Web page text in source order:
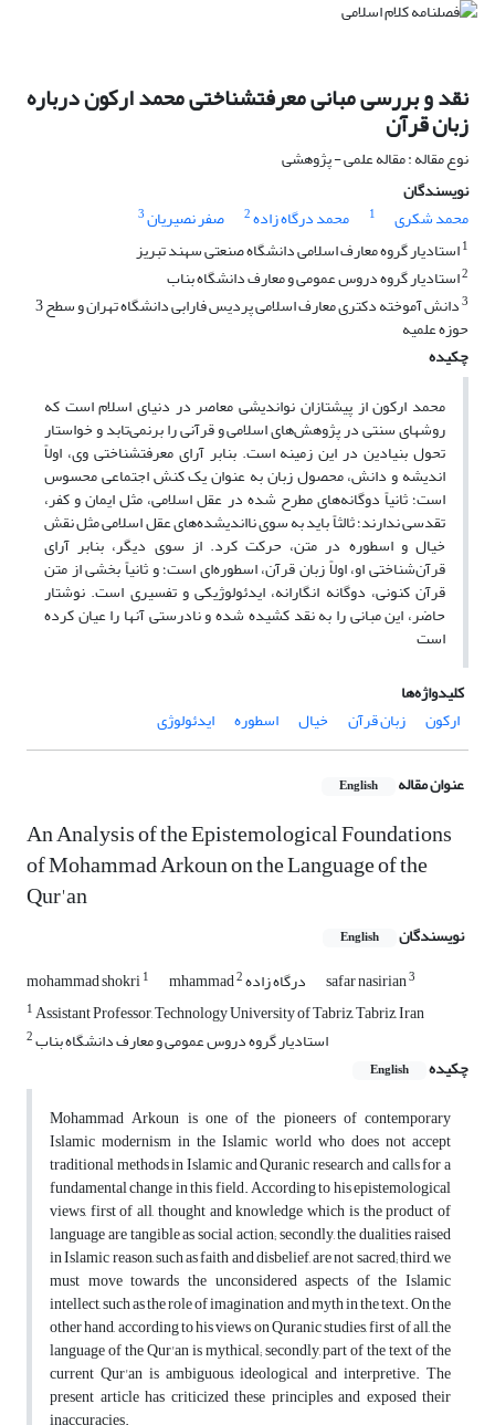
نقد و بررسی مبانی معرفت‎شناختی محمد ارکون درباره
زبان قرآن
نوع مقاله : مقاله علمی - پژوهشی
نویسندگان
محمد شکری
1 محمد درگاه زاده2 صفر نصیریان3
1استادیار گروه معارف اسلامی دانشگاه صنعتی سهند تبریز
2استادیار گروه دروس عمومی و معارف دانشگاه بناب
3 دانش آموخته دکتری معارف اسلامی پردیس فارابی دانشگاه تهران و سطح 3
حوزه علمیه
چکیده
محمد ارکون از پیشتازان نواندیشی معاصر در دنیای اسلام است که
روشهای سنتی در پژوهش‌های اسلامی و قرآنی را برنمی‌تابد و خواستار
تحول بنیادین در این زمینه است. بنابر آرای معرفتشناختی وی، اولاً
اندیشه و دانش، محصول زبان به عنوان یک کنش اجتماعی محسوس
است؛ ثانیاً دوگانه‌های مطرح شده در عقل اسلامی، مثل ایمان و کفر،
تقدسی ندارند؛ ثالثاً باید به سوی نااندیشده‌های عقل اسلامی مثل نقش
خیال و اسطوره در متن، حرکت کرد. از سوی دیگر، بنابر آرای
قرآن‌شناختی او، اولاً زبان قرآن، اسطوره‌ای است؛ و ثانیاً بخشی از متن
قرآن کنونی، دوگانه انگارانه، ایدئولوژیکی و تفسیری است. نوشتار
حاضر، این مبانی را به نقد کشیده شده و نادرستی آنها را عیان کرده
است
کلیدواژه‌ها
ارکون
زبان قرآن خیال اسطوره ایدئولوژی
عنوان مقاله English
An Analysis of the Epistemological Foundations
of Mohammad Arkoun on the Language of the
Qur'an
نویسندگان English
mohammad shokri1 mhammad درگاه زاده2 safar nasirian3
1Assistant Professor, Technology University of Tabriz, Tabriz, Iran
2استادیار گروه دروس عمومی و معارف دانشگاه بناب
چکیده
English
Mohammad Arkoun is one of the pioneers of contemporary
Islamic modernism in the Islamic world who does not accept
traditional methods in Islamic and Quranic research and calls for a
fundamental change in this field. According to his epistemological
views, first of all, thought and knowledge which is the product of
language are tangible as social action; secondly, the dualities raised
in Islamic reason, such as faith and disbelief, are not sacred; third, we
must move towards the unconsidered aspects of the Islamic
intellect, such as the role of imagination and myth in the text. On the
other hand, according to his views on Quranic studies, first of all, the
language of the Qur'an is mythical; secondly, part of the text of the
current Qur'an is ambiguous, ideological and interpretive. The
present article has criticized these principles and exposed their